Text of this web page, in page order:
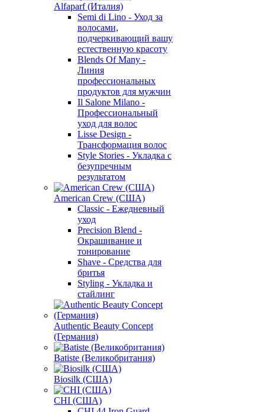
Alfaparf (Италия)
Semi di Lino - Уход за
волосами,
подчеркивающий вашу
естественную красоту
Blends Of Many -
Линия
профессиональных
продуктов для мужчин
Il Salone Milano -
Профессиональный
уход для волос
Lisse Design -
Трансформация волос
Style Stories - Укладка с
безупречным
результатом
American Crew (США)
Classic - Ежедневный
уход
Precision Blend -
Окрашивание и
тонирование
Shave - Средства для
бритья
Styling - Укладка и
стайлинг
Authentic Beauty Concept
(Германия)
Batiste (Великобритания)
Biosilk (США)
CHI (США)